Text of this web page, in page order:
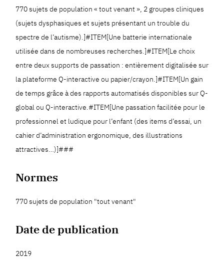
770 sujets de population « tout venant », 2 groupes cliniques
(sujets dysphasiques et sujets présentant un trouble du
spectre de l’autisme).]#ITEM[Une batterie internationale
utilisée dans de nombreuses recherches.]#ITEM[Le choix
entre deux supports de passation : entièrement digitalisée sur
la plateforme Q-interactive ou papier/crayon.]#ITEM[Un gain
de temps grâce à des rapports automatisés disponibles sur Q-
global ou Q-interactive.#ITEM[Une passation facilitée pour le
professionnel et ludique pour l’enfant (des items d’essai, un
cahier d’administration ergonomique, des illustrations
attractives…)]###
Normes
770 sujets de population "tout venant"
Date de publication
2019